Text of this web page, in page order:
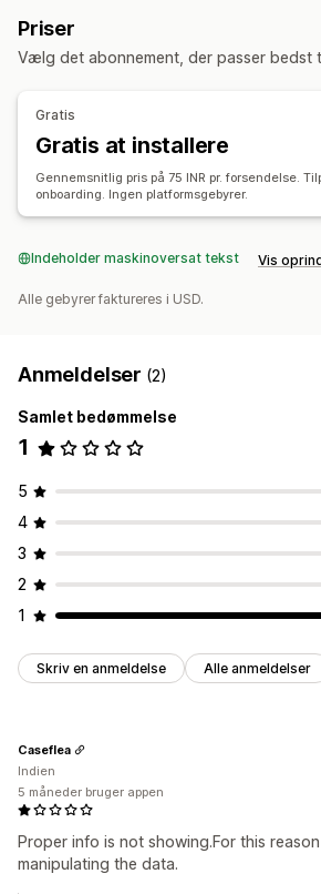
Sporing af flere fragtfirmaer
Sporingshistorik
Priser
Vælg det abonnement, der passer bedst
Gratis
Gratis at installere
Gennemsnitlig pris på 75 INR pr. forsendelse.
onboarding. Ingen platformsgebyrer.
Indeholder maskinoversat tekst Vis
Alle gebyrer faktureres i USD.
Anmeldelser (2)
Samlet bedømmelse
1
5
4
3
2
1
Skriv en anmeldelse Alle anmeldelser
Proper info is not showing.For this
manipulating the data.
Caseflea
Indien
5 måneder bruger appen